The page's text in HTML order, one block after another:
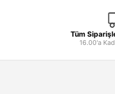
Tüm
16.00'a